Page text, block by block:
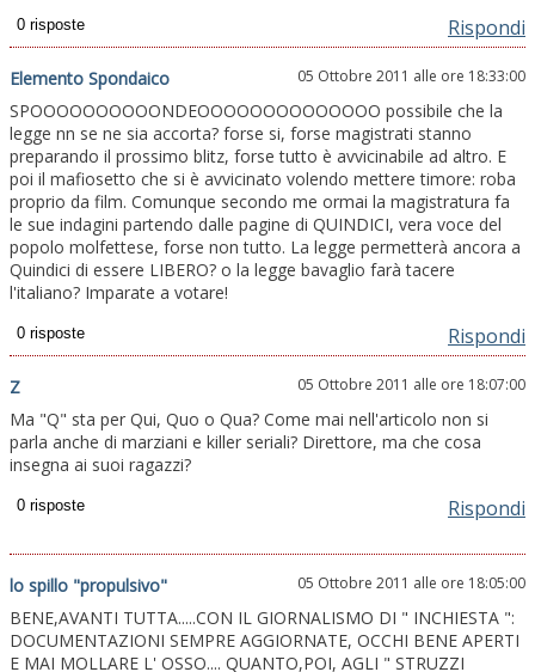
Rispondi
Elemento Spondaico 05 Ottobre 2011 alle ore 18:33:00
SPOOOOOOOOOONDEOOOOOOOOOOOOOO possibile che la
legge nn se ne sia accorta? forse si, forse magistrati stanno
preparando il prossimo blitz, forse tutto è avvicinabile ad altro. E
poi il mafiosetto che si è avvicinato volendo mettere timore: roba
proprio da film. Comunque secondo me ormai la magistratura fa
le sue indagini partendo dalle pagine di QUINDICI, vera voce del
popolo molfettese, forse non tutto. La legge permetterà ancora a
Quindici di essere LIBERO? o la legge bavaglio farà tacere
l'italiano? Imparate a votare!
Rispondi
Z 05 Ottobre 2011 alle ore 18:07:00
Ma "Q" sta per Qui, Quo o Qua? Come mai nell'articolo non si
parla anche di marziani e killer seriali? Direttore, ma che cosa
insegna ai suoi ragazzi?
Rispondi
lo spillo "propulsivo" 05 Ottobre 2011 alle ore 18:05:00
BENE,AVANTI TUTTA.....CON IL GIORNALISMO DI " INCHIESTA ":
DOCUMENTAZIONI SEMPRE AGGIORNATE, OCCHI BENE APERTI
E MAI MOLLARE L' OSSO.... QUANTO,POI, AGLI " STRUZZI